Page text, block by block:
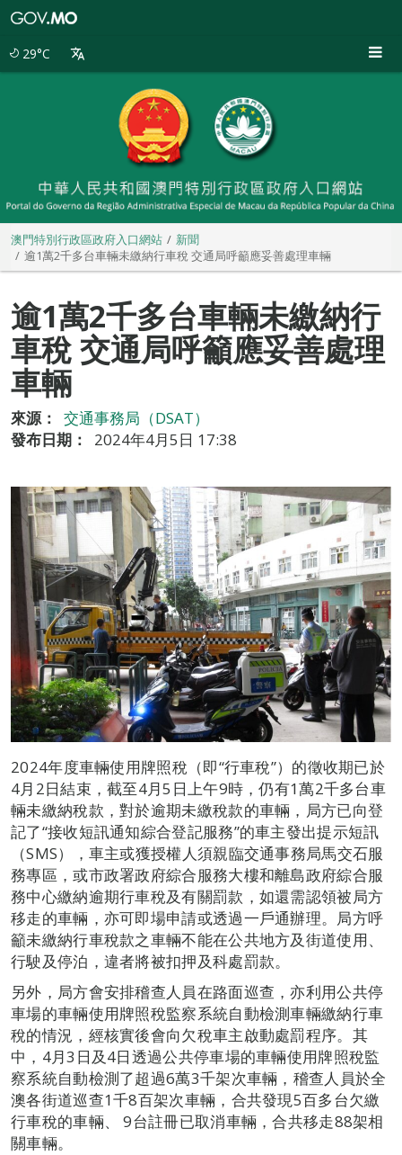
29°C
澳門特別行政區政府入口網站
新聞
逾1萬2千多台車輛未繳納行車稅 交通局呼籲應妥善處理車輛
逾1萬2千多台車輛未繳納行
車稅 交通局呼籲應妥善處理
車輛
來源：
交通事務局（DSAT）
發布日期：
2024年4月5日 17:38
2024年度車輛使用牌照稅（即“行車稅”）的徵收期已於
4月2日結束，截至4月5日上午9時，仍有1萬2千多台車
輛未繳納稅款，對於逾期未繳稅款的車輛，局方已向登
記了“接收短訊通知綜合登記服務”的車主發出提示短訊
（SMS），車主或獲授權人須親臨交通事務局馬交石服
務專區，或市政署政府綜合服務大樓和離島政府綜合服
務中心繳納逾期行車稅及有關罰款，如還需認領被局方
移走的車輛，亦可即場申請或透過一戶通辦理。局方呼
籲未繳納行車稅款之車輛不能在公共地方及街道使用、
行駛及停泊，違者將被扣押及科處罰款。
另外，局方會安排稽查人員在路面巡查，亦利用公共停
車場的車輛使用牌照稅監察系統自動檢測車輛繳納行車
稅的情況，經核實後會向欠稅車主啟動處罰程序。其
中，4月3日及4日透過公共停車場的車輛使用牌照稅監
察系統自動檢測了超過6萬3千架次車輛，稽查人員於全
澳各街道巡查1千8百架次車輛，合共發現5百多台欠繳
行車稅的車輛、 9台註冊已取消車輛，合共移走88架相
關車輛。